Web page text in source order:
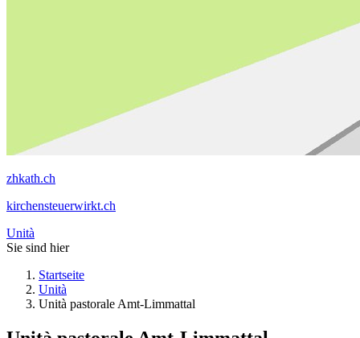
zhkath.ch
kirchensteuerwirkt.ch
Unità
Sie sind hier
Startseite
Unità
Unità pastorale Amt-Limmattal